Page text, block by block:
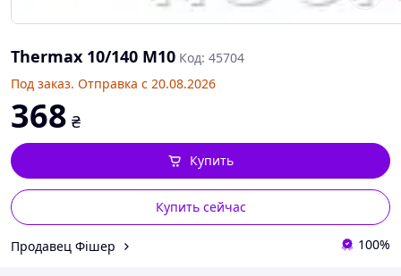
Thermax 10/140 M10 Код: 45704
Под заказ. Отправка с 20.08.2026
368 ₴
Купить сейчас
Купить
Продавец Фішер 100%